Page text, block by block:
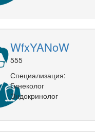
WfxYANoW
555
Специализация:
Гинеколог
Эндокринолог